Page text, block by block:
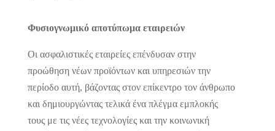
Φυσιογνωμικό αποτύπωμα εταιρειών
Οι ασφαλιστικές εταιρείες επένδυσαν στην
προώθηση νέων προϊόντων και υπηρεσιών την
περίοδο αυτή, βάζοντας στον επίκεντρο τον άνθρωπο
και δημιουργώντας τελικά ένα πλέγμα εμπλοκής
τους με τις νέες τεχνολογίες και την κοινωνική